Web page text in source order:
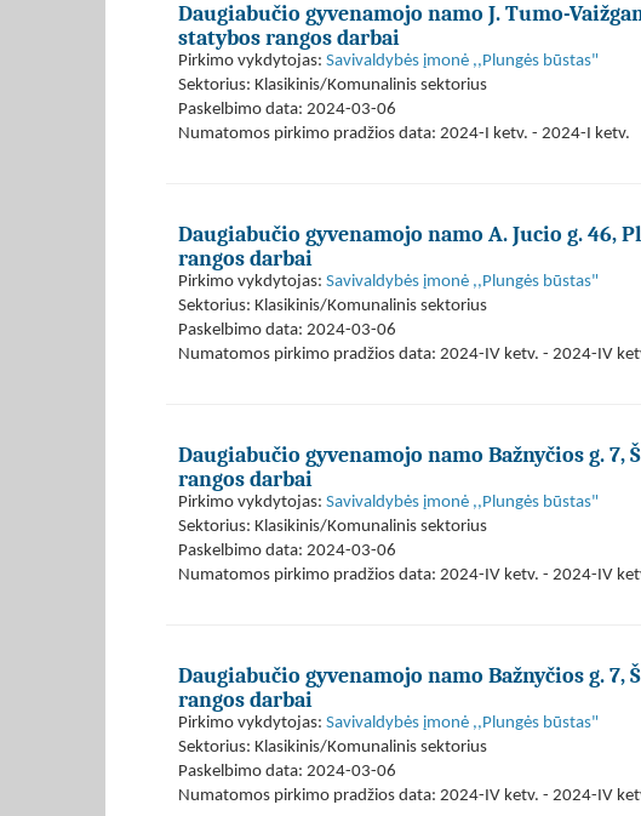
Daugiabučio gyvenamojo namo J. Tumo-
statybos rangos darbai
Pirkimo vykdytojas: Savivaldybės įmonė ,,Plungės būstas"
Sektorius: Klasikinis/Komunalinis sektorius
Paskelbimo data: 2024-03-06
Numatomos pirkimo pradžios data: 2024-I ketv. - 2024-I ketv.
Daugiabučio gyvenamojo namo A. Jucio g.
rangos darbai
Pirkimo vykdytojas: Savivaldybės įmonė ,,Plungės būstas"
Sektorius: Klasikinis/Komunalinis sektorius
Paskelbimo data: 2024-03-06
Numatomos pirkimo pradžios data: 2024-IV ketv. - 2024-IV
Daugiabučio gyvenamojo namo Bažnyčios g.
rangos darbai
Pirkimo vykdytojas: Savivaldybės įmonė ,,Plungės būstas"
Sektorius: Klasikinis/Komunalinis sektorius
Paskelbimo data: 2024-03-06
Numatomos pirkimo pradžios data: 2024-IV ketv. - 2024-IV
Daugiabučio gyvenamojo namo Bažnyčios g.
rangos darbai
Pirkimo vykdytojas: Savivaldybės įmonė ,,Plungės būstas"
Sektorius: Klasikinis/Komunalinis sektorius
Paskelbimo data: 2024-03-06
Numatomos pirkimo pradžios data: 2024-IV ketv. - 2024-IV